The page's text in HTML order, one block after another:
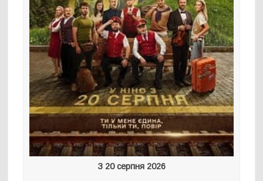
З 20 серпня 2026